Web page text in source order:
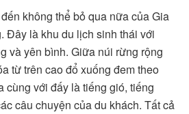
không thể bỏ qua nữa của Gia
Đây là khu du lịch sinh thái với
và yên bình. Giữa núi rừng rộng
từ trên cao đổ xuống đem theo
cùng với đấy là tiếng gió, tiếng
câu chuyện của du khách. Tất cả